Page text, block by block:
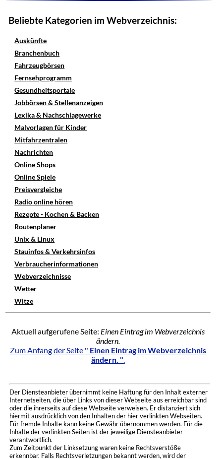
Beliebte Kategorien im Webverzeichnis:
Auskünfte
Branchenbuch
Fahrzeugbörsen
Fernsehprogramm
Gesundheitsportale
Jobbörsen & Stellenanzeigen
Lexika & Nachschlagewerke
Malvorlagen für Kinder
Mitfahrzentralen
Nachrichten
Online Shops
Online Spiele
Preisvergleiche
Radio online hören
Rezepte - Kochen & Backen
Routenplaner
Unix & Linux
Stauinfos & Verkehrsinfos
Verbraucherinformationen
Webverzeichnisse
Wetter
Witze
Aktuell aufgerufene Seite: Einen Eintrag im Webverzeichnis
ändern.
Zum Anfang der Seite " Einen Eintrag im Webverzeichnis
ändern. ".
Der Diensteanbieter übernimmt keine Haftung für den Inhalt externer
Internetseiten, die über Links von dieser Webseite aus erreichbar sind
oder die ihrerseits auf diese Webseite verweisen. Er distanziert sich
hiermit ausdrücklich von den Inhalten der hier verlinkten Webseiten.
Für fremde Inhalte kann keine Gewähr übernommen werden. Für die
Inhalte der verlinkten Seiten ist der jeweilige Diensteanbieter
verantwortlich.
Zum Zeitpunkt der Linksetzung waren keine Rechtsverstöße
erkennbar. Falls Rechtsverletzungen bekannt werden, wird der